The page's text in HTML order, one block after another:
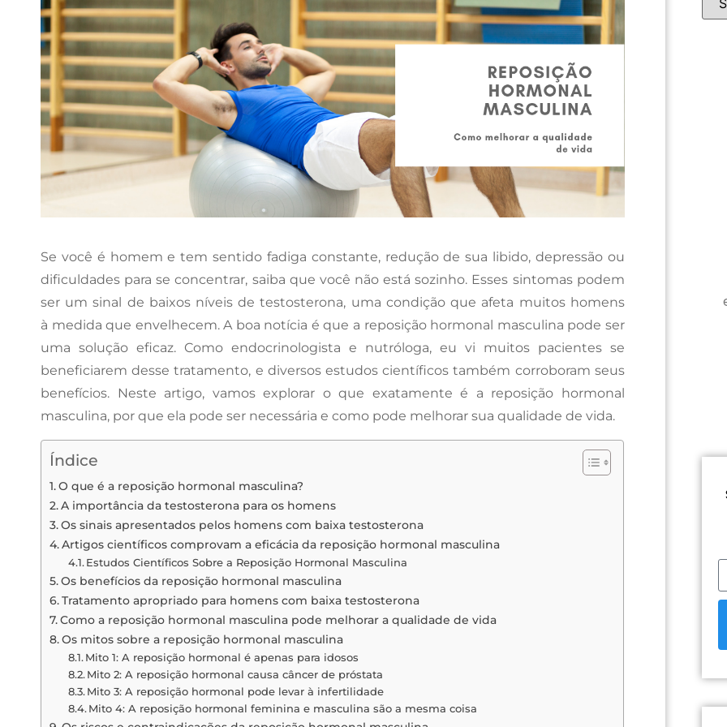
Se você é homem e tem sentido fadiga constante, redução de sua libido, depressão ou
dificuldades para se concentrar, saiba que você não está sozinho. Esses sintomas podem
ser um sinal de baixos níveis de testosterona, uma condição que afeta muitos homens
à medida que envelhecem. A boa notícia é que a reposição hormonal masculina pode ser
uma solução eficaz. Como endocrinologista e nutróloga, eu vi muitos pacientes se
beneficiarem desse tratamento, e diversos estudos científicos também corroboram seus
benefícios. Neste artigo, vamos explorar o que exatamente é a reposição hormonal
masculina, por que ela pode ser necessária e como pode melhorar sua qualidade de vida.
Índice
O que é a reposição hormonal masculina?
A importância da testosterona para os homens
Os sinais apresentados pelos homens com baixa testosterona
Artigos científicos comprovam a eficácia da reposição hormonal masculina
Estudos Científicos Sobre a Reposição Hormonal Masculina
Os benefícios da reposição hormonal masculina
Tratamento apropriado para homens com baixa testosterona
Como a reposição hormonal masculina pode melhorar a qualidade de vida
Os mitos sobre a reposição hormonal masculina
Mito 1: A reposição hormonal é apenas para idosos
Mito 2: A reposição hormonal causa câncer de próstata
Mito 3: A reposição hormonal pode levar à infertilidade
Mito 4: A reposição hormonal feminina e masculina são a mesma coisa